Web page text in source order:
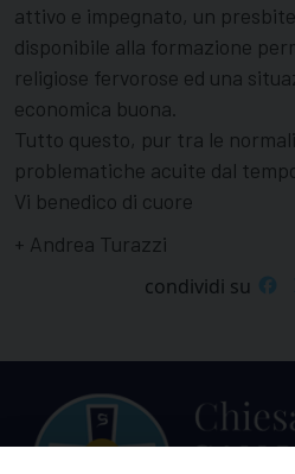
attivo e impegnato, un
disponibile alla formazione
religiose fervorose ed una
economica buona.
Tutto questo, pur tra le
problematiche acuite dal
Vi benedico di cuore
+ Andrea Turazzi
condividi su